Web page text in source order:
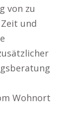
von zu
und
Wohnort